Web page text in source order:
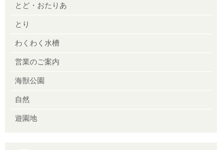
とど・おたりあ
とり
わくわく水槽
営業のご案内
海獣公園
自然
遊園地